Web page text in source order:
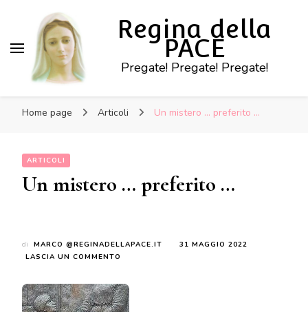
Regina della
PACE
Pregate! Pregate! Pregate!
Home page Articoli Un mistero … preferito …
ARTICOLI
Un mistero … preferito …
di MARCO @REGINADELLAPACE.IT
31 MAGGIO 2022
LASCIA UN COMMENTO
…
PREFERITO